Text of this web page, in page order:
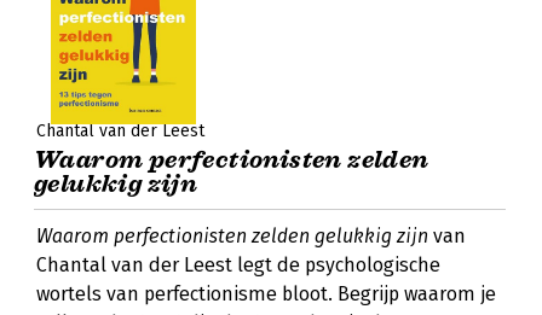
Chantal van der Leest
Waarom perfectionisten zelden
gelukkig zijn
Waarom perfectionisten zelden gelukkig zijn van
Chantal van der Leest legt de psychologische
wortels van perfectionisme bloot. Begrijp waarom je